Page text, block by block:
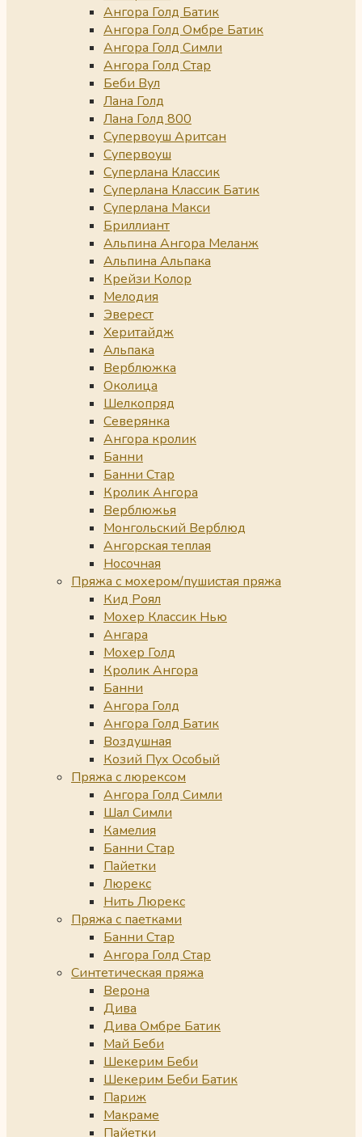
Ангора Голд Батик
Ангора Голд Омбре Батик
Ангора Голд Симли
Ангора Голд Стар
Беби Вул
Лана Голд
Лана Голд 800
Супервоуш Аритсан
Супервоуш
Суперлана Классик
Суперлана Классик Батик
Суперлана Макси
Бриллиант
Альпина Ангора Меланж
Альпина Альпака
Крейзи Колор
Мелодия
Эверест
Херитайдж
Альпака
Верблюжка
Околица
Шелкопряд
Северянка
Ангора кролик
Банни
Банни Стар
Кролик Ангора
Верблюжья
Монгольский Верблюд
Ангорская теплая
Носочная
Пряжа с мохером/пушистая пряжа
Кид Роял
Мохер Классик Нью
Ангара
Мохер Голд
Кролик Ангора
Банни
Ангора Голд
Ангора Голд Батик
Воздушная
Козий Пух Особый
Пряжа с люрексом
Ангора Голд Симли
Шал Симли
Камелия
Банни Стар
Пайетки
Люрекс
Нить Люрекс
Пряжа с паетками
Банни Стар
Ангора Голд Стар
Синтетическая пряжа
Верона
Дива
Дива Омбре Батик
Май Беби
Шекерим Беби
Шекерим Беби Батик
Париж
Макраме
Пайетки